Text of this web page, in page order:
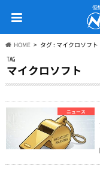
仮
HOME タグ : マイクロソフト
TAG
マイクロソフト
ニュース